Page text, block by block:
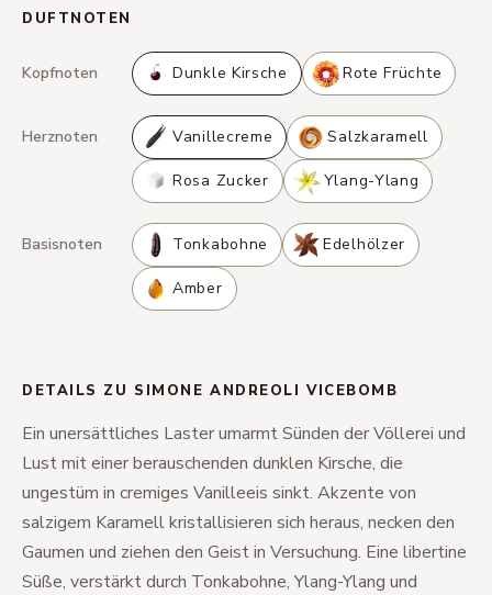
DUFTNOTEN
Kopfnoten Dunkle Kirsche Rote Früchte
Herznoten Vanillecreme Salzkaramell
Rosa Zucker Ylang-Ylang
Basisnoten Tonkabohne Edelhölzer
Amber
DETAILS ZU SIMONE ANDREOLI VICEBOMB
Ein unersättliches Laster umarmt Sünden der Völlerei und
Lust mit einer berauschenden dunklen Kirsche, die
ungestüm in cremiges Vanilleeis sinkt. Akzente von
salzigem Karamell kristallisieren sich heraus, necken den
Gaumen und ziehen den Geist in Versuchung. Eine libertine
Süße, verstärkt durch Tonkabohne, Ylang-Ylang und